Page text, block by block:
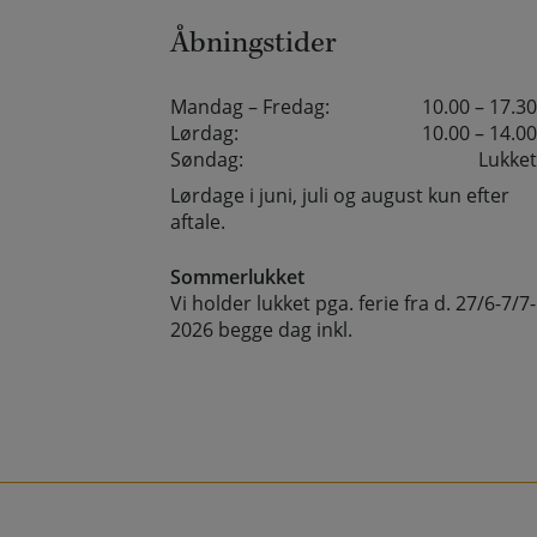
Åbningstider
Mandag – Fredag:
10.00 – 17.30
Lørdag:
10.00 – 14.00
Søndag:
Lukket
Lørdage i juni, juli og august kun efter
aftale.
Sommerlukket
Vi holder lukket pga. ferie fra d. 27/6-7/7-
2026 begge dag inkl.